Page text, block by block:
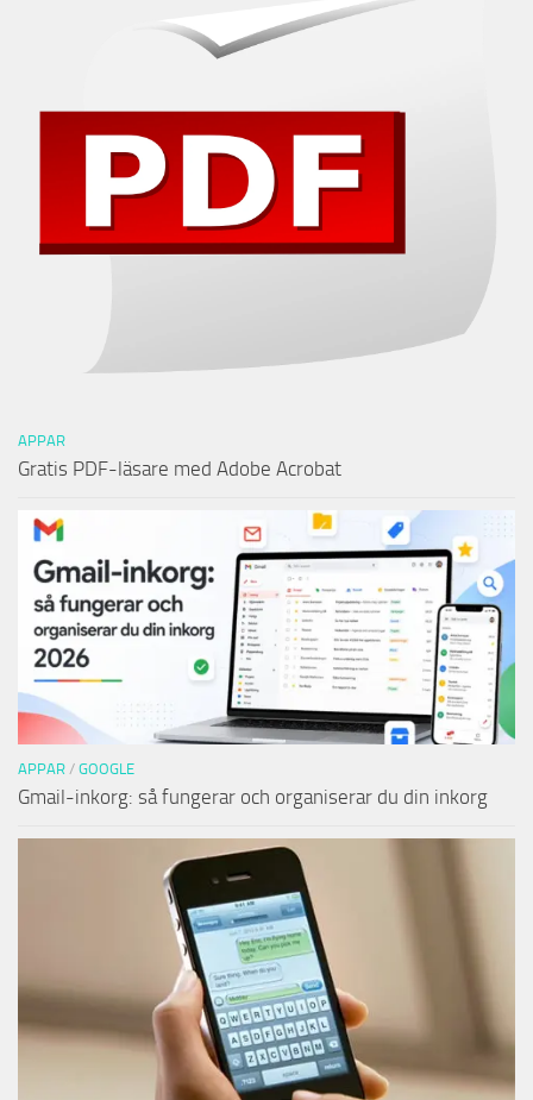
APPAR
Gratis PDF-läsare med Adobe Acrobat
APPAR / GOOGLE
Gmail-inkorg: så fungerar och organiserar du din inkorg